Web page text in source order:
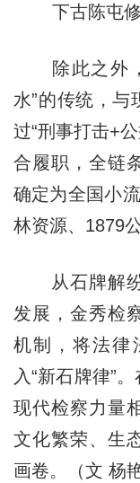
下古陈屯
除此之外，
水”的传统，与
过“刑事打击+
合履职，全链
确定为全国小
林资源、1879
从石牌解纷
发展，金秀检
机制，将法律
入“新石牌律”
现代检察力量
文化繁荣、生
画卷。（文 杨